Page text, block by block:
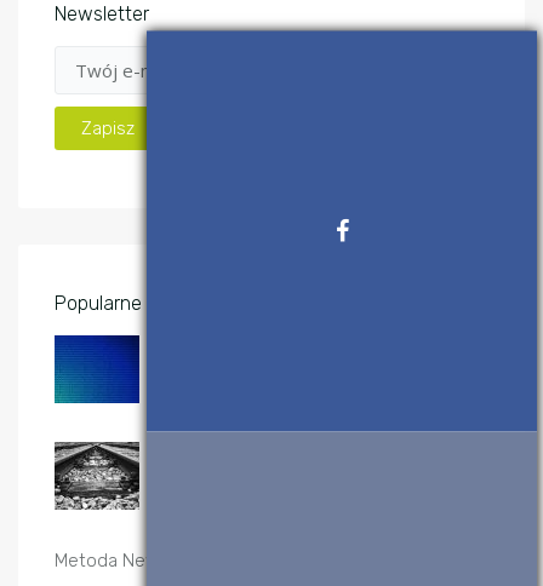
Newsletter
Popularne wpisy
Metoda Newtona-Raphsona – implementacje